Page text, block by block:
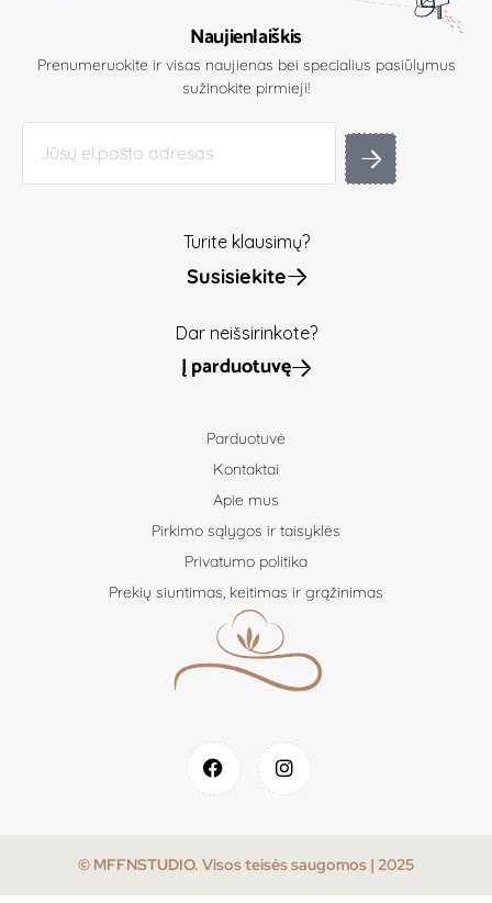
Naujienlaiškis
Prenumeruokite ir visas naujienas bei specialius pasiūlymus
sužinokite pirmieji!
Turite klausimų?
Susisiekite
Dar neišsirinkote?
Į parduotuvę
Parduotuvė
Kontaktai
Apie mus
Pirkimo sąlygos ir taisyklės
Privatumo politika
Prekių siuntimas, keitimas ir grąžinimas
© MFFNSTUDIO. Visos teisės saugomos | 2025